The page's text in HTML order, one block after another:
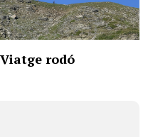
Viatge rodó